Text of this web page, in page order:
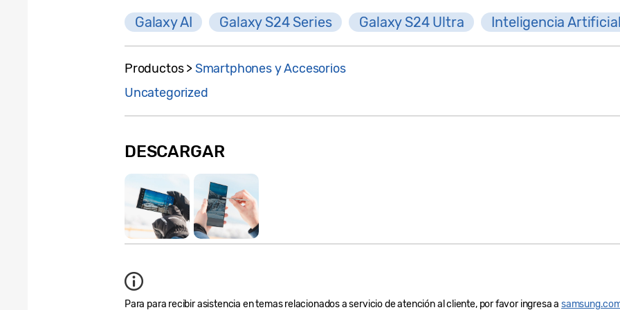
Galaxy AI Galaxy S24 Series Galaxy S24 Ultra Inteligencia Artificial
Productos >Smartphones y Accesorios
Uncategorized
DESCARGAR
Para para recibir asistencia en temas relacionados a servicio de atención al cliente, por favor ingresa a